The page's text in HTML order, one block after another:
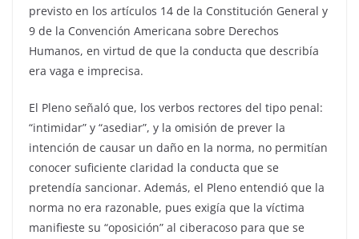
previsto en los artículos 14 de la Constitución General y
9 de la Convención Americana sobre Derechos
Humanos, en virtud de que la conducta que describía
era vaga e imprecisa.
El Pleno señaló que, los verbos rectores del tipo penal:
“intimidar” y “asediar”, y la omisión de prever la
intención de causar un daño en la norma, no permitían
conocer suficiente claridad la conducta que se
pretendía sancionar. Además, el Pleno entendió que la
norma no era razonable, pues exigía que la víctima
manifieste su “oposición” al ciberacoso para que se